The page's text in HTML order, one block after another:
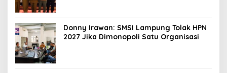
Donny Irawan: SMSI Lampung Tolak HPN
2027 Jika Dimonopoli Satu Organisasi